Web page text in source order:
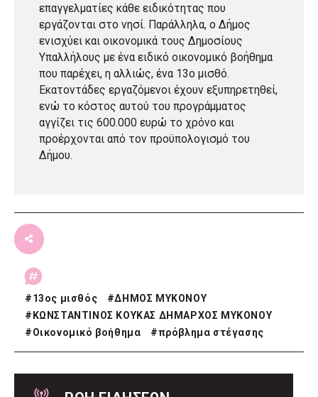
επαγγελματίες κάθε ειδικότητας που
εργάζονται στο νησί. Παράλληλα, ο Δήμος
ενισχύει και οικονομικά τους Δημοσίους
Υπαλλήλους με ένα ειδικό οικονομικό βοήθημα
που παρέχει, η αλλιώς, ένα 13ο μισθό.
Εκατοντάδες εργαζόμενοι έχουν εξυπηρετηθεί,
ενώ το κόστος αυτού του προγράμματος
αγγίζει τις 600.000 ευρώ το χρόνο και
προέρχονται από τον προϋπολογισμό του
Δήμου.
#13ος μισθός #ΔΗΜΟΣ ΜΥΚΟΝΟΥ
# ΚΩΝΣΤΑΝΤΙΝΟΣ ΚΟΥΚΑΣ ΔΗΜΑΡΧΟΣ ΜΥΚΟΝΟΥ
#Οικονομικό βοήθημα #πρόβλημα στέγασης